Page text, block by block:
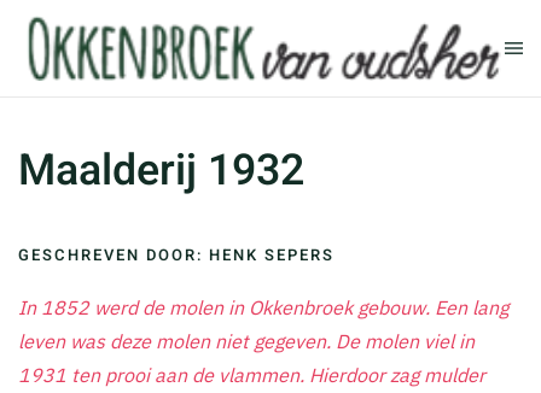
Terug naar hoofdinhoud
Maalderij 1932
GESCHREVEN DOOR: HENK SEPERS
In 1852 werd de molen in Okkenbroek gebouw. Een lang
leven was deze molen niet gegeven. De molen viel in
1931 ten prooi aan de vlammen. Hierdoor zag mulder